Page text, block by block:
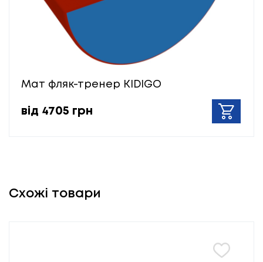
Мат фляк-тренер KIDIGO
від 4705 грн
Схожі товари